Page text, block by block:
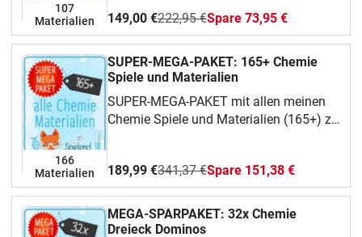
- Dreieck Domino Spiel / Puzzle 2 (30
Bilder und Namen)6. Laborgeräte –
Wortsuchrätsel7. Laborgeräte -
Wimmelbild8. Laborgeräte - Bingo9.
Laborgeräte - Ich habe..., wer hat...?10.
Laborgeräte - schnelles Kartenspiel (wer
sieht es zuerst?)11. Laborgeräte -
und Laborgeräte - Dreieck Domino
Spiel Puzzle14. Laborgeräte - Escape
RoomAlle Bilder sind aus der Public
Domain oder von mir selbst
107
Materialien
erstellt.www.instagram.com/spielend.lernen
149,00 €222,95 €Spare 73,95 €
166
Materialien
SUPER-MEGA-PAKET: 165+ Chemie
Spiele und Materialien
SUPER-MEGA-PAKET mit allen meinen
Chemie Spiele und Materialien (165+) zu
interaktiven und digitalen Materialien
189,99 €341,37 €Spare 151,38 €
MEGA-SPARPAKET: 32x Chemie
Dreieck Dominos